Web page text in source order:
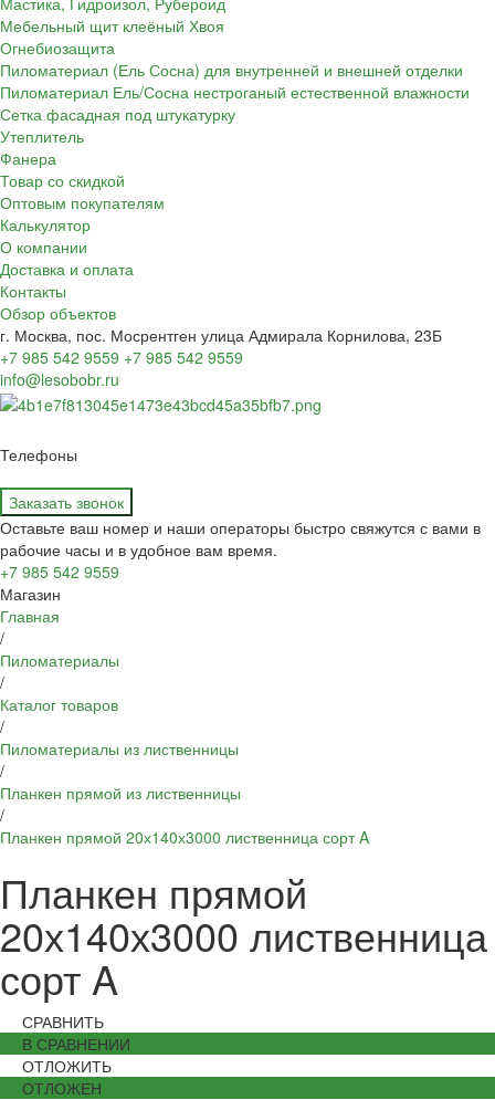
Мебельный щит клеёный Хвоя
Огнебиозащита
Пиломатериал (Ель Сосна) для внутренней и внешней отделки
Пиломатериал Ель/Сосна нестроганый естественной влажности
Сетка фасадная под штукатурку
Утеплитель
Фанера
Товар со скидкой
Оптовым покупателям
Калькулятор
О компании
Доставка и оплата
Контакты
Обзор объектов
г. Москва, пос. Мосрентген улица Адмирала Корнилова, 23Б
+7 985 542 9559 +7 985 542 9559
info@lesobobr.ru
Телефоны
Заказать звонок
Оставьте ваш номер и наши операторы быстро свяжутся с вами в
рабочие часы и в удобное вам время.
+7 985 542 9559
Магазин
Главная
/
Пиломатериалы
/
Каталог товаров
/
Пиломатериалы из лиственницы
/
Планкен прямой из лиственницы
/
Планкен прямой 20х140х3000 лиственница сорт A
Планкен прямой
20х140х3000 лиственница
сорт A
СРАВНИТЬ
В СРАВНЕНИИ
ОТЛОЖИТЬ
ОТЛОЖЕН